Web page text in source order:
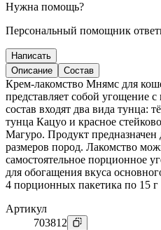
Нужна помощь?
Персональный помощник
Написать
Описание
Состав
Крем-лакомство Мнямс для
представляет собой угощение
состав входят два вида тунца:
тунца Кацуо и красное
Магуро. Продукт предназначен
размеров пород. Лакомство
самостоятельное порционное
для обогащения вкуса
4 порционных пакетика по 15
Артикул
703812